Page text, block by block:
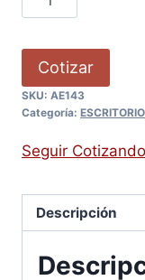
Cotizar
SKU: AE143
Categoría: ESCRITORIO
Seguir Cotizando
Descripción